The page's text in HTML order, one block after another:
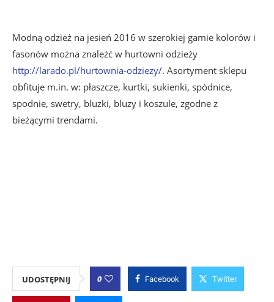
Modną odzież na jesień 2016 w szerokiej gamie kolorów i
fasonów można znaleźć w hurtowni odzieży
http://larado.pl/hurtownia-odziezy/. Asortyment sklepu
obfituje m.in. w: płaszcze, kurtki, sukienki, spódnice,
spodnie, swetry, bluzki, bluzy i koszule, zgodne z
bieżącymi trendami.
UDOSTĘPNIJ 0 Facebook Twitter